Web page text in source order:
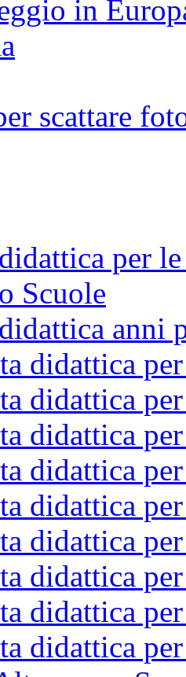
in
scattare
per
Scuole
anni
didattica
didattica
didattica
didattica
didattica
didattica
didattica
didattica
didattica